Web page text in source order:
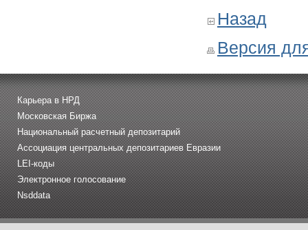
Назад
Версия
Карьера в НРД
Московская Биржа
Национальный расчетный депозитарий
Ассоциация центральных депозитариев Евразии
LEI-коды
Электронное голосование
Nsddata